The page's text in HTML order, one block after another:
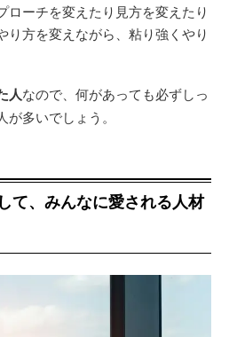
ローチを変えたり見方を変えたり
り方を変えながら、粘り強くやり
人なので、何があっても必ずしっ
多いでしょう。
て、みんなに愛される人材